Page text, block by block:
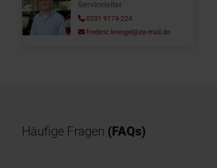
Serviceleiter
0231 9174-224
frederic.krengel@ea-mail.de
Häufige Fragen (FAQs)